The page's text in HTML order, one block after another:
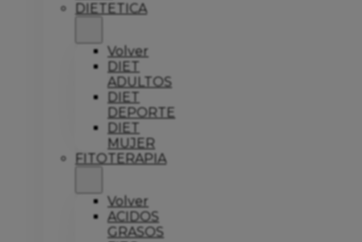
DIETETICA
Volver
DIET
ADULTOS
DIET
DEPORTE
DIET
MUJER
FITOTERAPIA
Volver
ACIDOS
GRASOS